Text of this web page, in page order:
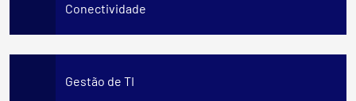
Conectividade
Gestão de TI